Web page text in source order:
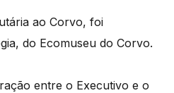
ao Corvo, foi
do Ecomuseu do Corvo.
entre o Executivo e o